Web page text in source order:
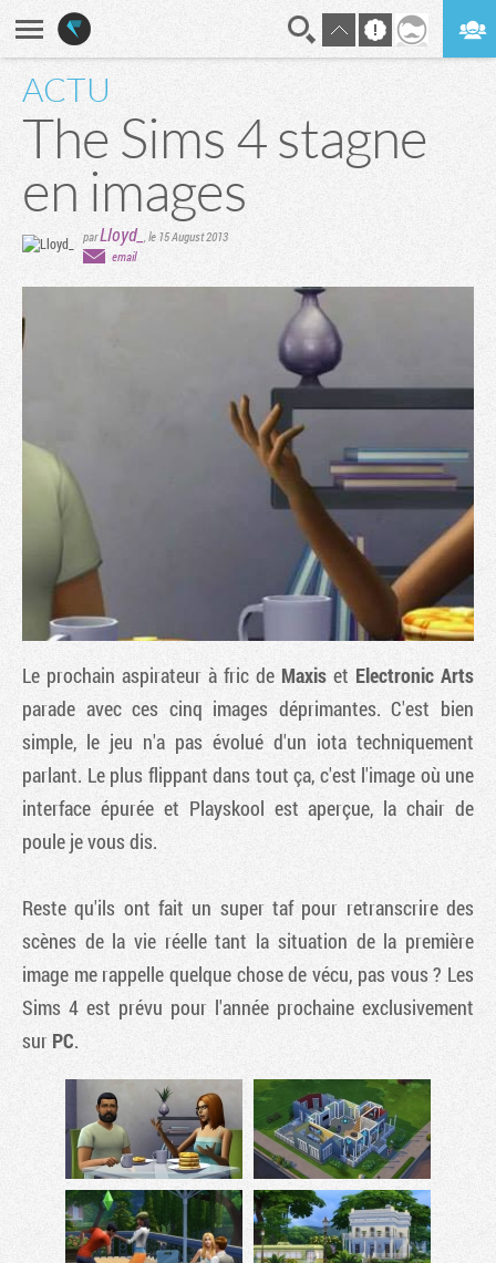
ACTU
The Sims 4 stagne
en images
parLloyd_ , le 15 August 2013
email
Le prochain aspirateur à fric de Maxis et Electronic Arts
parade avec ces cinq images déprimantes. C'est bien
simple, le jeu n'a pas évolué d'un iota techniquement
parlant. Le plus flippant dans tout ça, c'est l'image où une
interface épurée et Playskool est aperçue, la chair de
poule je vous dis.
Reste qu'ils ont fait un super taf pour retranscrire des
scènes de la vie réelle tant la situation de la première
image me rappelle quelque chose de vécu, pas vous ? Les
Sims 4 est prévu pour l'année prochaine exclusivement
sur PC.
Tribune